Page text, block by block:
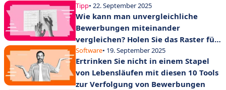
Tipp• 22. September 2025
Wie kann man unvergleichliche
Bewerbungen miteinander
vergleichen? Holen Sie das Raster für
die Auswahl von Lebensläufen heraus!
Software• 19. September 2025
Ertrinken Sie nicht in einem Stapel
von Lebensläufen mit diesen 10 Tools
zur Verfolgung von Bewerbungen